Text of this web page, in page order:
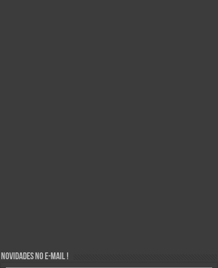
Novidades no E-mail !